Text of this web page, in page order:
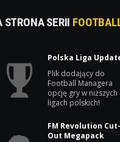
SERII
Polska Liga
Plik dodający do
Football Managera
opcję gry w niższych
ligach polskich!
FM Revolution
Out Megapack